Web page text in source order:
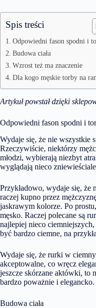
Spis treści
Odpowiedni fason spodni i
Budowa ciała
Wzrost też ma znaczenie
Dla kogo męskie torby na
Artykuł powstał dzięki
Odpowiedni fason spodni i
Wydaje się, że nie wszystkie
Rzeczywiście, niektórzy
młodzi, wybierają niezbyt
wyglądają nieco
Przykładowo, wydaje się, że
raczej kupno przez
jaskrawym kolorze. Po
męsko. Raczej polecane są
najlepiej nieco
być bardzo ciemne, na
Wydaje się, że rurki w
akceptowalne, co wręcz
jeszcze skórzane aktówki, to
bardzo poważnie i elegancko.
Budowa ciała